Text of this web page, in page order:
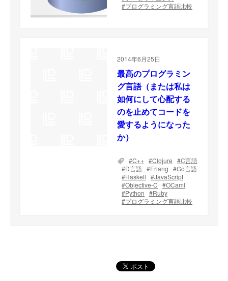
プログラミング言語比較
2014年6月25日
最高のプログラミン
グ言語（または私は
如何にして心配する
のを止めてコードを
愛するようになった
か）
C++ Clojure
C言語
D言語
Erlang
Go言語
Haskell
JavaScript
Objective-C
OCaml
Python
Ruby
プログラミング言語比較